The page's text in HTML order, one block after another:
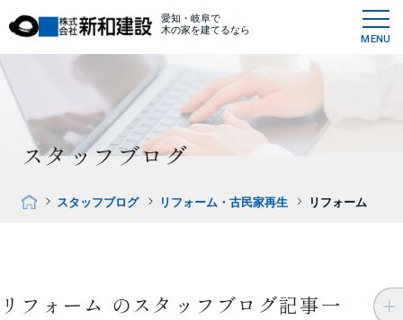
愛知・岐阜で
木の家を建てるなら
MENU
スタッフブログ
スタッフブログ リフォーム・古民家再生 リフォーム
リフォーム のスタッフブログ記事一